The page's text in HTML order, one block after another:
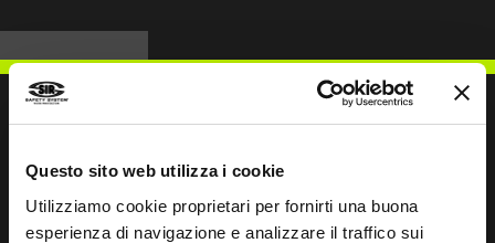
Questo sito web utilizza i cookie
Utilizziamo cookie proprietari per fornirti una buona
esperienza di navigazione e analizzare il traffico sui
ESCREVER PARA NÓS